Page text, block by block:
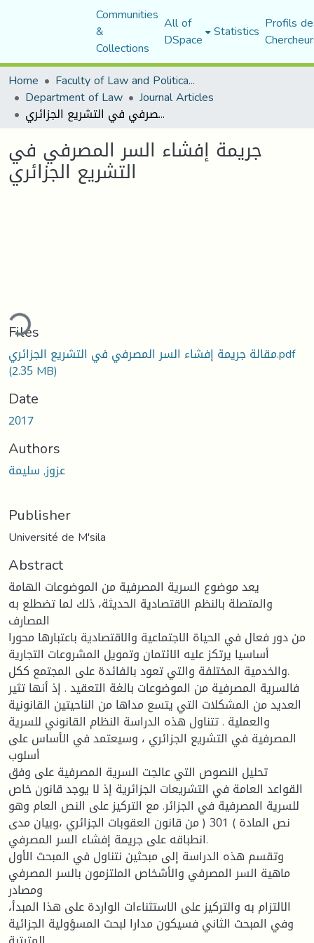
Communities
&
Collections
All of
DSpace Statistics Profils
Home
Faculty of Law and Political Science
Department of Law Journal Articles
جريمة إفشاء السر المصرفي في التشريع الجزائري
جريمة إفشاء السر المصرفي في
التشريع الجزائري
Files
مقالة جريمة إفشاء السر المصرفي في التشريع الجزائري.pdf
(2.35 MB)
Date
2017
Authors
عزوز, سليمة
Publisher
Université de M'sila
Abstract
يعد موضوع السرية المصرفية من الموضوعات الهامة
والمتصلة بالنظم الاقتصادية الحديثة، ذلك لما تضطلع به
المصارف
من دور فعال في الحياة الاجتماعية والاقتصادية باعتبارها محورا
أساسيا يرتكز عليه الائتمان وتمويل المشروعات التجارية
والخدمية المختلفة والتي تعود بالفائدة على المجتمع ككل.
فالسرية المصرفية من الموضوعات بالغة التعقيد . إذ أنها تثير
العديد من المشكلات التي يتسع مداها من الناحيتين القانونية
والعملية . تتناول هذه الدراسة النظام القانوني للسرية
المصرفية في التشريع الجزائري ، وسيعتمد في الأساس على
أسلوب
تحليل النصوص التي عالجت السرية المصرفية على وفق
القواعد العامة في التشريعات الجزائرية إذ لا يوجد قانون خاص
للسرية المصرفية في الجزائر. مع التركيز على النص العام وهو
نص المادة ) 301 ( من قانون العقوبات الجزائري ،وبيان مدى
انطباقه على جريمة إفشاء السر المصرفي.
وتقسم هذه الدراسة إلى مبحثين نتناول في المبحث الأول
ماهية السر المصرفي والأشخاص الملتزمون بالسر المصرفي
ومصادر
الالتزام به والتركيز على الاستثناءات الواردة على هذا المبدأ،
وفي المبحث الثاني فسيكون مدارا لبحث المسؤولية الجزائية